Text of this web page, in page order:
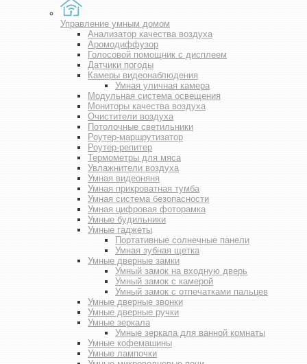
Управление умным домом
Анализатор качества воздуха
Аромодиффузор
Голосовой помощник с дисплеем
Датчики погоды
Камеры видеонаблюдения
Умная уличная камера
Модульная система освещения
Мониторы качества воздуха
Очистители воздуха
Потолочные светильники
Роутер-маршрутизатор
Роутер-репитер
Термометры для мяса
Увлажнители воздуха
Умная видеоняня
Умная прикроватная тумба
Умная система безопасности
Умная цифровая фоторамка
Умные будильники
Умные гаджеты
Портативные солнечные панели
Умная зубная щетка
Умные дверные замки
Умный замок на входную дверь
Умный замок с камерой
Умный замок с отпечатками пальцев
Умные дверные звонки
Умные дверные ручки
Умные зеркала
Умные зеркала для ванной комнаты
Умные кофемашины
Умные лампочки